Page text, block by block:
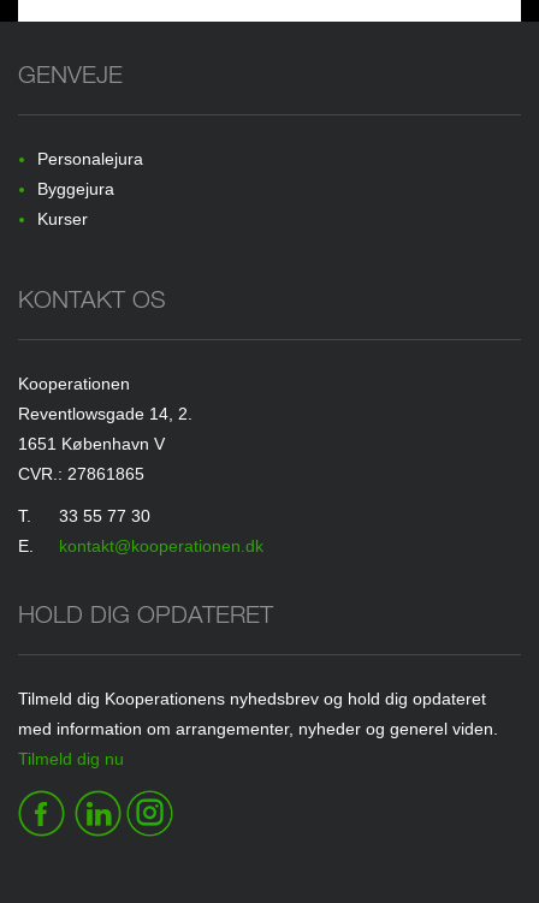
GENVEJE
Personalejura
Byggejura
Kurser
KONTAKT OS
Kooperationen
Reventlowsgade 14, 2.
1651 København V
CVR.: 27861865
T.
33 55 77 30
E.
kontakt@kooperationen.dk
HOLD DIG OPDATERET
Tilmeld dig Kooperationens nyhedsbrev og hold dig opdateret
med information om arrangementer, nyheder og generel viden.
Tilmeld dig nu